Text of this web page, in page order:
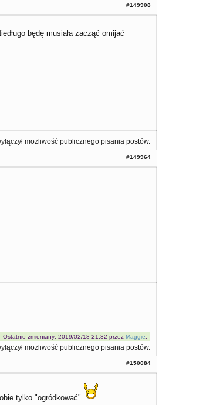
#149908
będę musiała zacząć omijać
możliwość publicznego pisania postów.
#149964
Ostatnio zmieniany: 2019/02/18 21:32 przezMaggie
możliwość publicznego pisania postów.
#150084
tylko "ogródkować"